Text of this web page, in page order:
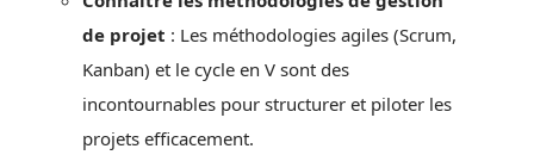
de projet : Les méthodologies agiles (Scrum,
Kanban) et le cycle en V sont des
incontournables pour structurer et piloter les
projets efficacement.